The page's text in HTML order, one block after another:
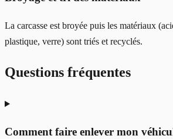
La carcasse est broyée puis les matériaux
plastique, verre) sont triés et recyclés.
Questions fréquentes
Comment faire enlever mon